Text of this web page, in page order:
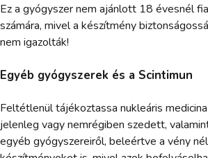
Ez a gyógyszer nem ajánlott 18 évesnél
számára, mivel a készítmény
nem igazolták!
Egyéb gyógyszerek és a Scintimun
Feltétlenül tájékoztassa nukleáris
jelenleg vagy nemrégiben szedett,
egyéb gyógyszereiről, beleértve a vény